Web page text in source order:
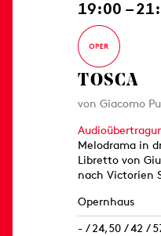
19:00 –
TOSCA
von Giacomo
Melodrama in
Libretto von
nach Victorien
Opernhaus
- / 24,50 / 42 /